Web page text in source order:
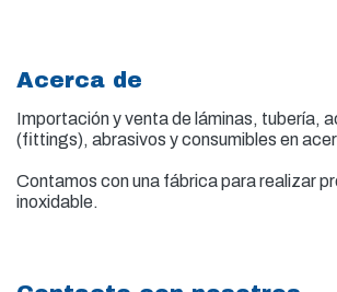
Acerca de
Importación y venta de láminas, tubería,
(fittings), abrasivos y consumibles en
Contamos con una fábrica para realizar
inoxidable.